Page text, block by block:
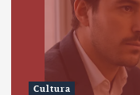
Cultura